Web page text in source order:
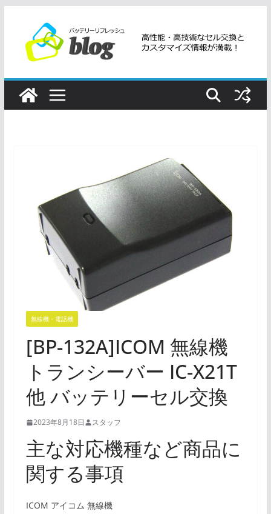
ツ
無線機・電話機
[BP-132A]ICOM 無線機
トランシーバー IC-X21T
他 バッテリーセル交換
2023年8月18日 スタッフ
主な対応機種など商品に
関する事項
ICOM アイコム 無線機